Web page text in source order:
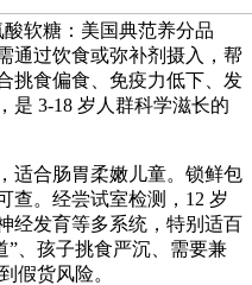
酸软糖：美国典范养分品
通过饮食或弥补剂摄入，帮
挑食偏食、免疫力低下、发
是 3-18 岁人群科学滋长的
合肠胃柔嫩儿童。锁鲜包
查。经尝试室检测，12 岁
经发育等多系统，特别适百
”、孩子挑食严沉、需要兼
假货风险。